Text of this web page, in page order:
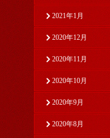
2021年1月
2020年12月
2020年11月
2020年10月
2020年9月
2020年8月